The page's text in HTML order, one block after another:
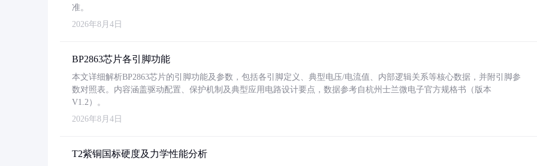
准。
2026年8月4日
BP2863芯片各引脚功能
本文详细解析BP2863芯片的引脚功能及参数，包括各引脚定义、典型电压/电流值、内部逻辑关系等核心数据，并附引脚参
数对照表。内容涵盖驱动配置、保护机制及典型应用电路设计要点，数据参考自杭州士兰微电子官方规格书（版本
V1.2）。
2026年8月4日
T2紫铜国标硬度及力学性能分析